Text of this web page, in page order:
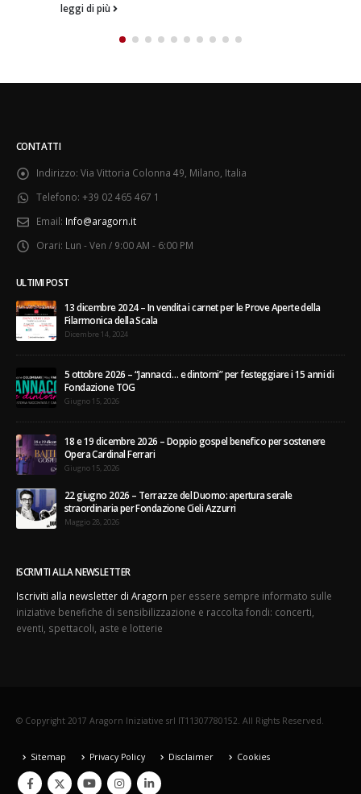
leggi di più
CONTATTI
Indirizzo: Via Vittoria Colonna 49, Milano, Italia
Telefono: +39 02 465 467 1
Email: Info@aragorn.it
Orari: Lun - Ven / 9:00 AM - 6:00 PM
ULTIMI POST
13 dicembre 2024 – In vendita i carnet per le Prove Aperte della
Filarmonica della Scala
Dicembre 14, 2024
5 ottobre 2026 – “Jannacci… e dintorni” per festeggiare i 15 anni di
Fondazione TOG
Giugno 15, 2026
18 e 19 dicembre 2026 – Doppio gospel benefico per sostenere
Opera Cardinal Ferrari
Giugno 15, 2026
22 giugno 2026 – Terrazze del Duomo: apertura serale
straordinaria per Fondazione Cieli Azzurri
Maggio 28, 2026
ISCRIVITI ALLA NEWSLETTER
Iscriviti alla newsletter di Aragorn per essere sempre informato sulle
iniziative benefiche di sensibilizzazione e raccolta fondi: concerti,
eventi, spettacoli, aste e lotterie
© Copyright 2017 Aragorn Iniziative srl IT11307780152. All Rights Reserved.
Sitemap Privacy Policy Disclaimer Cookies